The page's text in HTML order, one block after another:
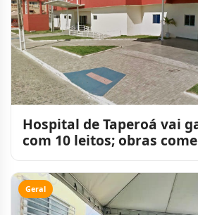
Hospital de Taperoá vai
com 10 leitos; obras
Geral